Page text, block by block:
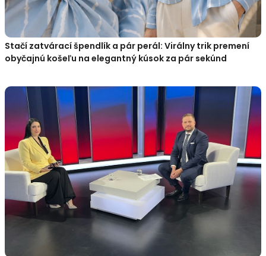
Stačí zatvárací špendlík a pár perál: Virálny trik premení
obyčajnú košeľu na elegantný kúsok za pár sekúnd